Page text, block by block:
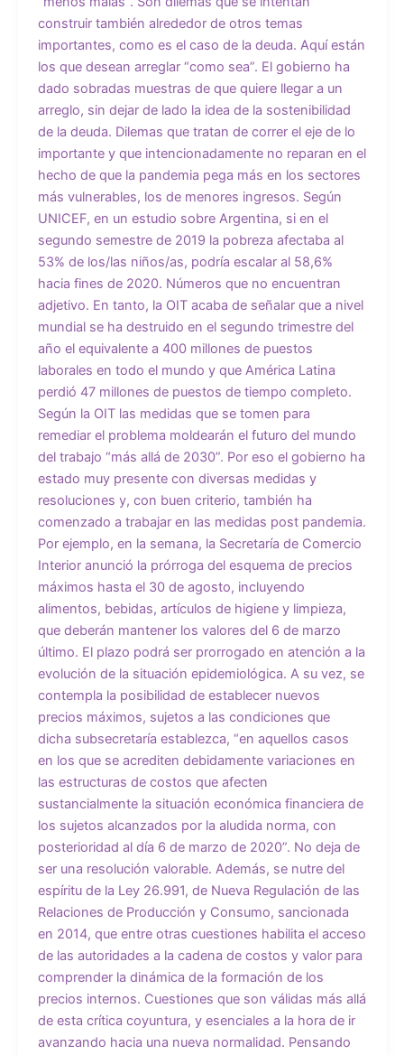
construir también alrededor de otros temas
importantes, como es el caso de la deuda. Aquí están
los que desean arreglar “como sea”. El gobierno ha
dado sobradas muestras de que quiere llegar a un
arreglo, sin dejar de lado la idea de la sostenibilidad
de la deuda. Dilemas que tratan de correr el eje de lo
importante y que intencionadamente no reparan en el
hecho de que la pandemia pega más en los sectores
más vulnerables, los de menores ingresos. Según
UNICEF, en un estudio sobre Argentina, si en el
segundo semestre de 2019 la pobreza afectaba al
53% de los/las niños/as, podría escalar al 58,6%
hacia fines de 2020. Números que no encuentran
adjetivo. En tanto, la OIT acaba de señalar que a nivel
mundial se ha destruido en el segundo trimestre del
año el equivalente a 400 millones de puestos
laborales en todo el mundo y que América Latina
perdió 47 millones de puestos de tiempo completo.
Según la OIT las medidas que se tomen para
remediar el problema moldearán el futuro del mundo
del trabajo “más allá de 2030”. Por eso el gobierno ha
estado muy presente con diversas medidas y
resoluciones y, con buen criterio, también ha
comenzado a trabajar en las medidas post pandemia.
Por ejemplo, en la semana, la Secretaría de Comercio
Interior anunció la prórroga del esquema de precios
máximos hasta el 30 de agosto, incluyendo
alimentos, bebidas, artículos de higiene y limpieza,
que deberán mantener los valores del 6 de marzo
último. El plazo podrá ser prorrogado en atención a la
evolución de la situación epidemiológica. A su vez, se
contempla la posibilidad de establecer nuevos
precios máximos, sujetos a las condiciones que
dicha subsecretaría establezca, “en aquellos casos
en los que se acrediten debidamente variaciones en
las estructuras de costos que afecten
sustancialmente la situación económica financiera de
los sujetos alcanzados por la aludida norma, con
posterioridad al día 6 de marzo de 2020”. No deja de
ser una resolución valorable. Además, se nutre del
espíritu de la Ley 26.991, de Nueva Regulación de las
Relaciones de Producción y Consumo, sancionada
en 2014, que entre otras cuestiones habilita el acceso
de las autoridades a la cadena de costos y valor para
comprender la dinámica de la formación de los
precios internos. Cuestiones que son válidas más allá
de esta crítica coyuntura, y esenciales a la hora de ir
avanzando hacia una nueva normalidad. Pensando